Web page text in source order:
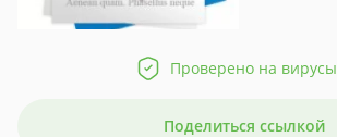
Проверено на вирусы
Поделиться ссылкой